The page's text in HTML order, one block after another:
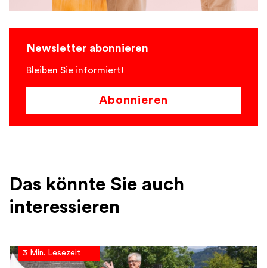
Newsletter abonnieren
Bleiben Sie informiert!
Abonnieren
Das könnte Sie auch
interessieren
3 Min. Lesezeit